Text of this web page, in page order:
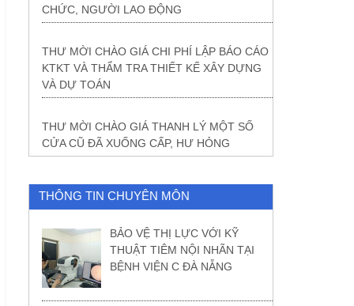
CHỨC, NGƯỜI LAO ĐỘNG
THƯ MỜI CHÀO GIÁ CHI PHÍ LẬP BÁO CÁO
KTKT VÀ THẨM TRA THIẾT KẾ XÂY DỰNG
VÀ DỰ TOÁN
THƯ MỜI CHÀO GIÁ THANH LÝ MỘT SỐ
CỬA CŨ ĐÃ XUỐNG CẤP, HƯ HỎNG
THÔNG TIN CHUYÊN MÔN
BẢO VỆ THỊ LỰC VỚI KỸ
THUẬT TIÊM NỘI NHÃN TẠI
BỆNH VIỆN C ĐÀ NẴNG